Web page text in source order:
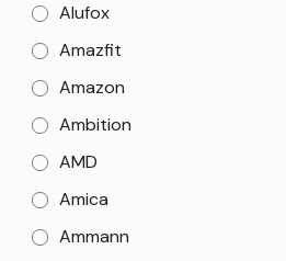
Alufox
Amazfit
Amazon
Ambition
AMD
Amica
Ammann